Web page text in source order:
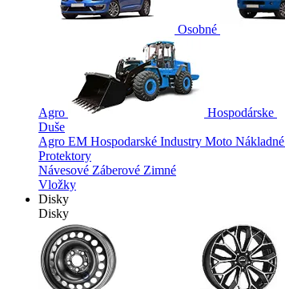
Osobné
Agro Hospodárske
Duše
Agro EM Hospodarské Industry Moto Nákladné
Protektory
Návesové Záberové Zimné
Vložky
Disky
Disky